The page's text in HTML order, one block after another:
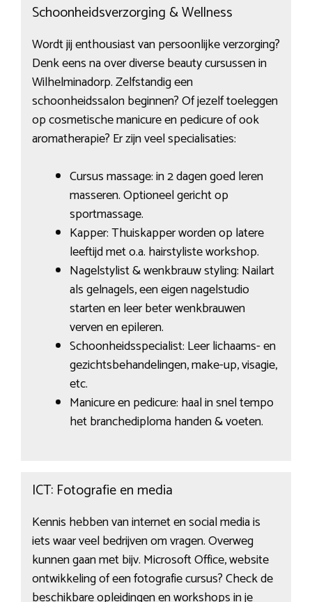
Schoonheidsverzorging & Wellness
Wordt jij enthousiast van persoonlijke verzorging?
Denk eens na over diverse beauty cursussen in
Wilhelminadorp. Zelfstandig een
schoonheidssalon beginnen? Of jezelf toeleggen
op cosmetische manicure en pedicure of ook
aromatherapie? Er zijn veel specialisaties:
Cursus massage: in 2 dagen goed leren
masseren. Optioneel gericht op
sportmassage.
Kapper: Thuiskapper worden op latere
leeftijd met o.a. hairstyliste workshop.
Nagelstylist & wenkbrauw styling: Nailart
als gelnagels, een eigen nagelstudio
starten en leer beter wenkbrauwen
verven en epileren.
Schoonheidsspecialist: Leer lichaams- en
gezichtsbehandelingen, make-up, visagie,
etc.
Manicure en pedicure: haal in snel tempo
het branchediploma handen & voeten.
ICT: Fotografie en media
Kennis hebben van internet en social media is
iets waar veel bedrijven om vragen. Overweg
kunnen gaan met bijv. Microsoft Office, website
ontwikkeling of een fotografie cursus? Check de